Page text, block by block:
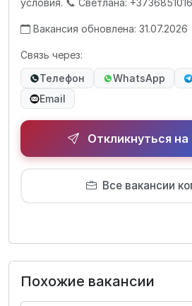
условия. 📞 Светлана:
Вакансия обновлена: 31.07.2026
Связь через:
Телефон
WhatsApp
Email
Откликнуться
Все вакансии
Похожие вакансии